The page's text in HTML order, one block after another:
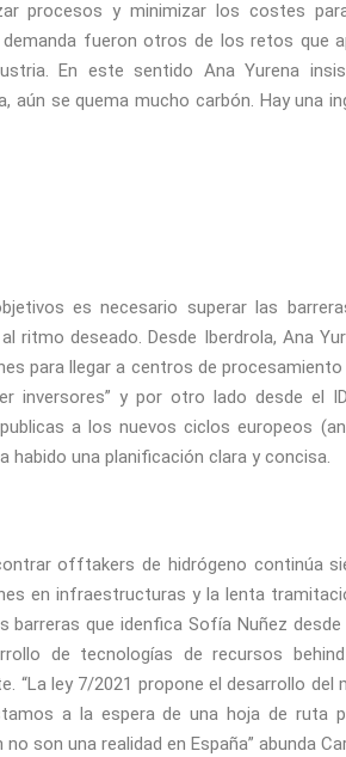
procesos y minimizar los costes
fueron otros de los retos que
En este sentido Ana Yurena
aún se quema mucho carbón. Hay una
es necesario superar las
ritmo deseado. Desde Iberdrola, Ana
para llegar a centros de
inversores” y por otro lado desde el
a los nuevos ciclos europeos
habido una planificación clara y concisa.
offtakers de hidrógeno continúa
en infraestructuras y la lenta
barreras que idenfica Sofía Nuñez
de tecnologías de recursos
“La ley 7/2021 propone el desarrollo
a la espera de una hoja de ruta
son una realidad en España” abunda